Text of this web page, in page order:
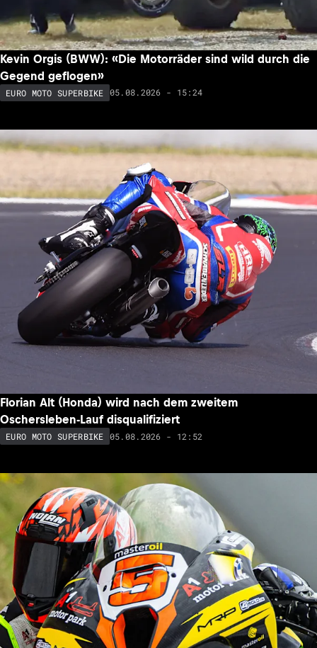
Kevin Orgis (BWW): «Die Motorräder sind wild durch die
Gegend geflogen»
EURO MOTO SUPERBIKE 05.08.2026 - 15:24
Florian Alt (Honda) wird nach dem zweitem
Oschersleben-Lauf disqualifiziert
EURO MOTO SUPERBIKE 05.08.2026 - 12:52